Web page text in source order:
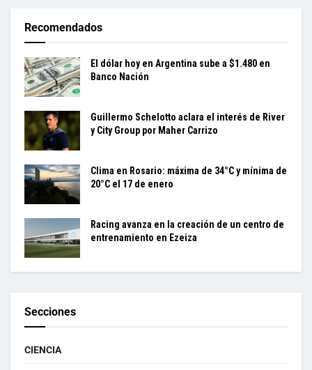
Recomendados
El dólar hoy en Argentina sube a $1.480 en
Banco Nación
Guillermo Schelotto aclara el interés de River
y City Group por Maher Carrizo
Clima en Rosario: máxima de 34°C y mínima de
20°C el 17 de enero
Racing avanza en la creación de un centro de
entrenamiento en Ezeiza
Secciones
CIENCIA